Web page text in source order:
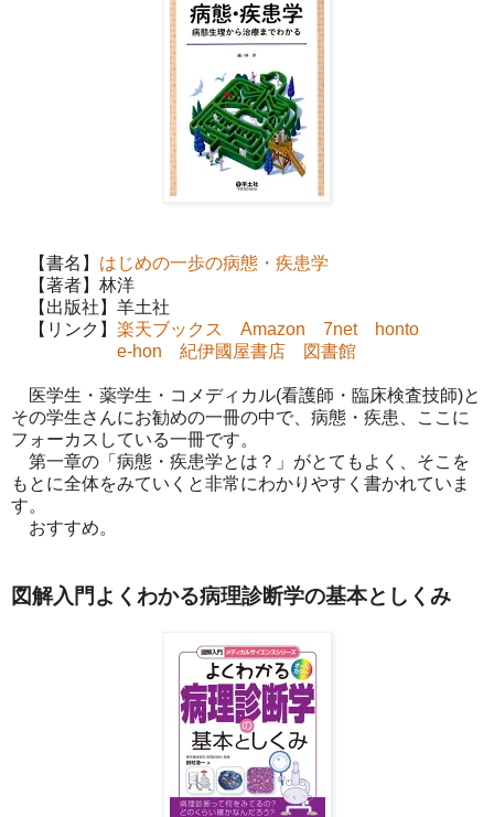
【書名】 はじめの一歩の病態・疾患学
【著者】林洋
【出版社】羊土社
【リンク】 楽天ブックス Amazon 7net
honto
e-hon
紀伊國屋書店 図書館
医学生・薬学生・コメディカル(看護師・臨床検査技師)と
その学生さんにお勧めの一冊の中で、病態・疾患、ここに
フォーカスしている一冊です。
第一章の「病態・疾患学とは？」がとてもよく、そこを
もとに全体をみていくと非常にわかりやすく書かれていま
す。
おすすめ。
図解入門よくわかる病理診断学の基本としくみ